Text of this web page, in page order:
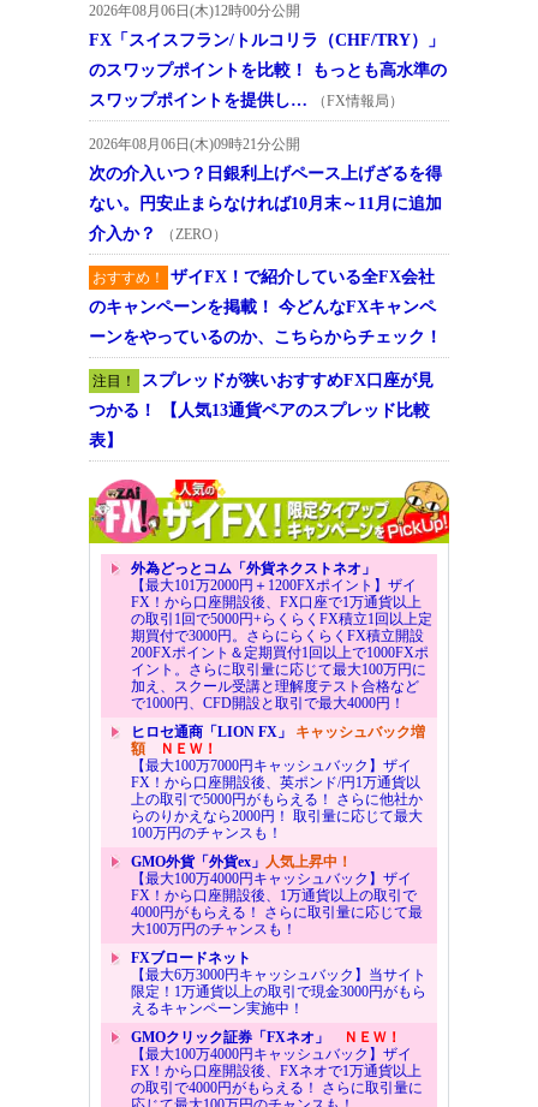
2026年08月06日(木)12時00分公開
FX「スイスフラン/トルコリラ（CHF/TRY）」
のスワップポイントを比較！ もっとも高水準の
スワップポイントを提供し…
（FX情報局）
2026年08月06日(木)09時21分公開
次の介入いつ？日銀利上げペース上げざるを得
ない。円安止まらなければ10月末～11月に追加
介入か？
（ZERO）
おすすめ！
ザイFX！で紹介している全FX会社
のキャンペーンを掲載！ 今どんなFXキャンペ
ーンをやっているのか、こちらからチェック！
注目！
スプレッドが狭いおすすめFX口座が見
つかる！ 【人気13通貨ペアのスプレッド比較
表】
外為どっとコム「外貨ネクストネオ」
【最大101万2000円＋1200FXポイント】ザイ
FX！から口座開設後、FX口座で1万通貨以上
の取引1回で5000円+らくらくFX積立1回以上定
期買付で3000円。さらにらくらくFX積立開設
200FXポイント＆定期買付1回以上で1000FXポ
イント。さらに取引量に応じて最大100万円に
加え、スクール受講と理解度テスト合格など
で1000円、CFD開設と取引で最大4000円！
ヒロセ通商「LION FX」 キャッシュバック増
額ＮＥＷ！
【最大100万7000円キャッシュバック】ザイ
FX！から口座開設後、英ポンド/円1万通貨以
上の取引で5000円がもらえる！ さらに他社か
らのりかえなら2000円！ 取引量に応じて最大
100万円のチャンスも！
GMO外貨「外貨ex」 人気上昇中！
【最大100万4000円キャッシュバック】ザイ
FX！から口座開設後、1万通貨以上の取引で
4000円がもらえる！ さらに取引量に応じて最
大100万円のチャンスも！
FXブロードネット
【最大6万3000円キャッシュバック】当サイト
限定！1万通貨以上の取引で現金3000円がもら
えるキャンペーン実施中！
GMOクリック証券「FXネオ」
ＮＥＷ！
【最大100万4000円キャッシュバック】ザイ
FX！から口座開設後、FXネオで1万通貨以上
の取引で4000円がもらえる！ さらに取引量に